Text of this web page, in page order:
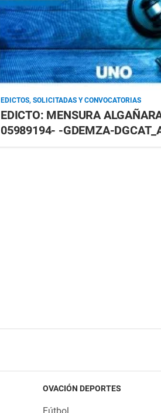
EDICTOS, SOLICITADAS Y CONVOCATORIAS
EDICTO: MENSURA
05989194- -GDEMZA-
OVACIÓN DEPORTES